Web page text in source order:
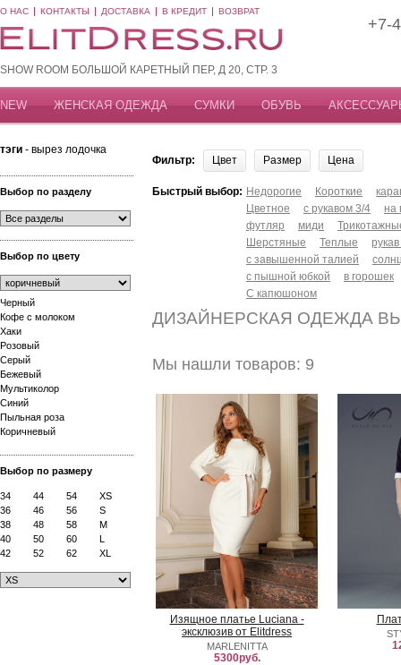
О НАС КОНТАКТЫ ДОСТАВКА В КРЕДИТ ВОЗВРАТ
SHOW ROOM БОЛЬШОЙ КАРЕТНЫЙ ПЕР, Д 20, СТР. 3
+7-
NEW ЖЕНСКАЯ ОДЕЖДА СУМКИ ОБУВЬ
тэги - вырез лодочка
Выбор по разделу
Выбор по цвету
Черный
Кофе с молоком
Хаки
Розовый
Серый
Бежевый
Мультиколор
Синий
Пыльная роза
Коричневый
Выбор по размеру
34 44 54
XS
36
46 56
S
38
48 58
M
40
50 60
L
42
52 62 XL
Фильтр: Цвет Размер Цена
Быстрый выбор: Недорогие Короткие
Цветное
с рукавом 3/4
на
футляр
миди
Шерстяные
Теплые
с завышенной талией
с пышной юбкой
в горошек
С капюшоном
ДИЗАЙНЕРСКАЯ ОДЕЖДА
Мы нашли товаров: 9
Изящное платье Luciana -
эксклюзив от Elitdress
MARLENITTA
5300руб.